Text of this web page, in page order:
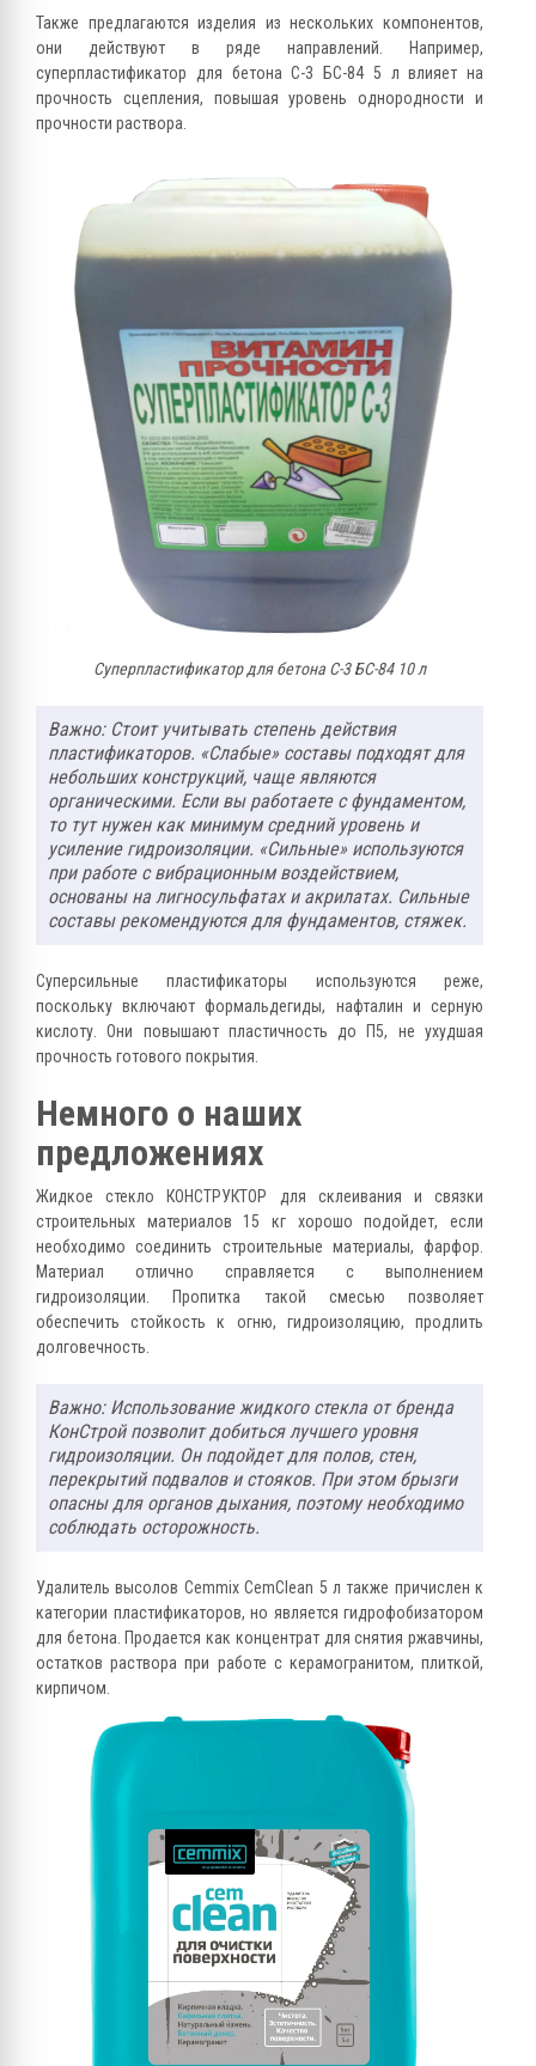
Также предлагаются изделия из нескольких компонентов,
они действуют в ряде направлений. Например,
суперпластификатор для бетона С-3 БС-84 5 л влияет на
прочность сцепления, повышая уровень однородности и
прочности раствора.
Суперпластификатор для бетона С-3 БС-84 10 л
Важно: Стоит учитывать степень действия
пластификаторов. «Слабые» составы подходят для
небольших конструкций, чаще являются
органическими. Если вы работаете с фундаментом,
то тут нужен как минимум средний уровень и
усиление гидроизоляции. «Сильные» используются
при работе с вибрационным воздействием,
основаны на лигносульфатах и акрилатах. Сильные
составы рекомендуются для фундаментов, стяжек.
Суперсильные пластификаторы используются реже,
поскольку включают формальдегиды, нафталин и серную
кислоту. Они повышают пластичность до П5, не ухудшая
прочность готового покрытия.
Немного о наших
предложениях
Жидкое стекло КОНСТРУКТОР для склеивания и связки
строительных материалов 15 кг хорошо подойдет, если
необходимо соединить строительные материалы, фарфор.
Материал отлично справляется с выполнением
гидроизоляции. Пропитка такой смесью позволяет
обеспечить стойкость к огню, гидроизоляцию, продлить
долговечность.
Важно: Использование жидкого стекла от бренда
КонСтрой позволит добиться лучшего уровня
гидроизоляции. Он подойдет для полов, стен,
перекрытий подвалов и стояков. При этом брызги
опасны для органов дыхания, поэтому необходимо
соблюдать осторожность.
Удалитель высолов Cemmix CemClean 5 л также причислен к
категории пластификаторов, но является гидрофобизатором
для бетона. Продается как концентрат для снятия ржавчины,
остатков раствора при работе с керамогранитом, плиткой,
кирпичом.